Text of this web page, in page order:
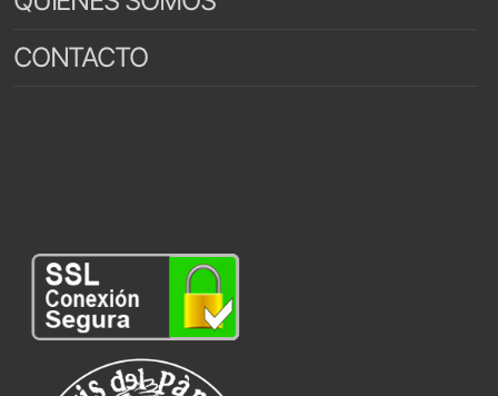
CONTACTO